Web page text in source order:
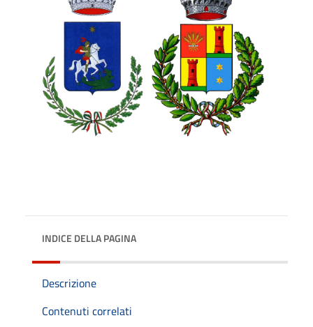
INDICE DELLA PAGINA
Descrizione
Contenuti correlati